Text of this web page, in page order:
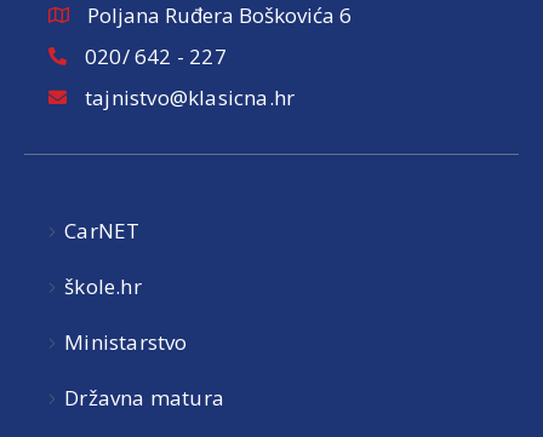
Poljana Ruđera Boškovića 6
020/ 642 - 227
tajnistvo@klasicna.hr
CarNET
škole.hr
Ministarstvo
Državna matura